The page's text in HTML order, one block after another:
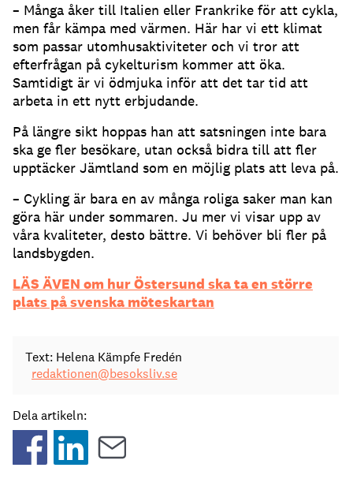
– Många åker till Italien eller Frankrike för att cykla,
men får kämpa med värmen. Här har vi ett klimat
som passar utomhusaktiviteter och vi tror att
efterfrågan på cykelturism kommer att öka.
Samtidigt är vi ödmjuka inför att det tar tid att
arbeta in ett nytt erbjudande.
På längre sikt hoppas han att satsningen inte bara
ska ge fler besökare, utan också bidra till att fler
upptäcker Jämtland som en möjlig plats att leva på.
– Cykling är bara en av många roliga saker man kan
göra här under sommaren. Ju mer vi visar upp av
våra kvaliteter, desto bättre. Vi behöver bli fler på
landsbygden.
LÄS ÄVEN om hur Östersund ska ta en större
plats på svenska möteskartan
Text: Helena Kämpfe Fredén
redaktionen@besoksliv.se
Dela artikeln: